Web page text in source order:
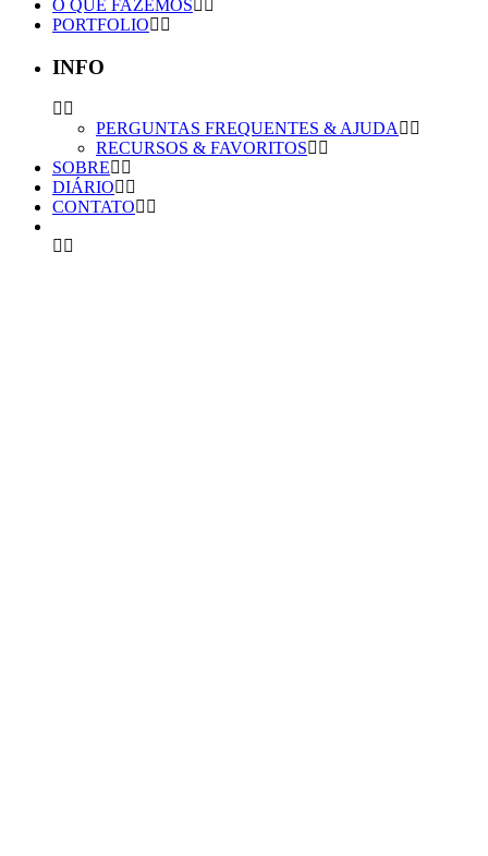
O QUE FAZEMOS
PORTFOLIO
INFO
PERGUNTAS FREQUENTES & AJUDA
RECURSOS & FAVORITOS
SOBRE
DIÁRIO
CONTATO